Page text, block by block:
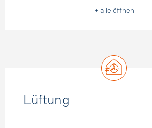
+ alle öffnen
Lüftung